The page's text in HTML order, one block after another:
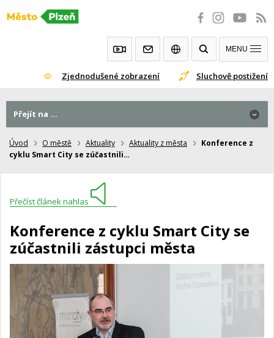
Přeskočit
Zjednodušené zobrazení Sluchově postižení
MENU
Úvod O městě Aktuality Aktuality z města
Konference z
cyklu Smart City se zúčastnili…
Přečíst článek nahlas
Konference z cyklu Smart City se
zúčastnili zástupci města
Přejít na ...